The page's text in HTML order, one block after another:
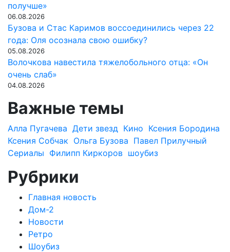
получше»
06.08.2026
Бузова и Стас Каримов воссоединились через 22
года: Оля осознала свою ошибку?
05.08.2026
Волочкова навестила тяжелобольного отца: «Он
очень слаб»
04.08.2026
Важные темы
Алла Пугачева Дети звезд Кино Ксения Бородина
Ксения Собчак Ольга Бузова Павел Прилучный
Сериалы Филипп Киркоров шоубиз
Рубрики
Главная новость
Дом-2
Новости
Ретро
Шоубиз